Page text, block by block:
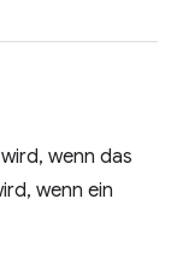
wenn das
wenn ein